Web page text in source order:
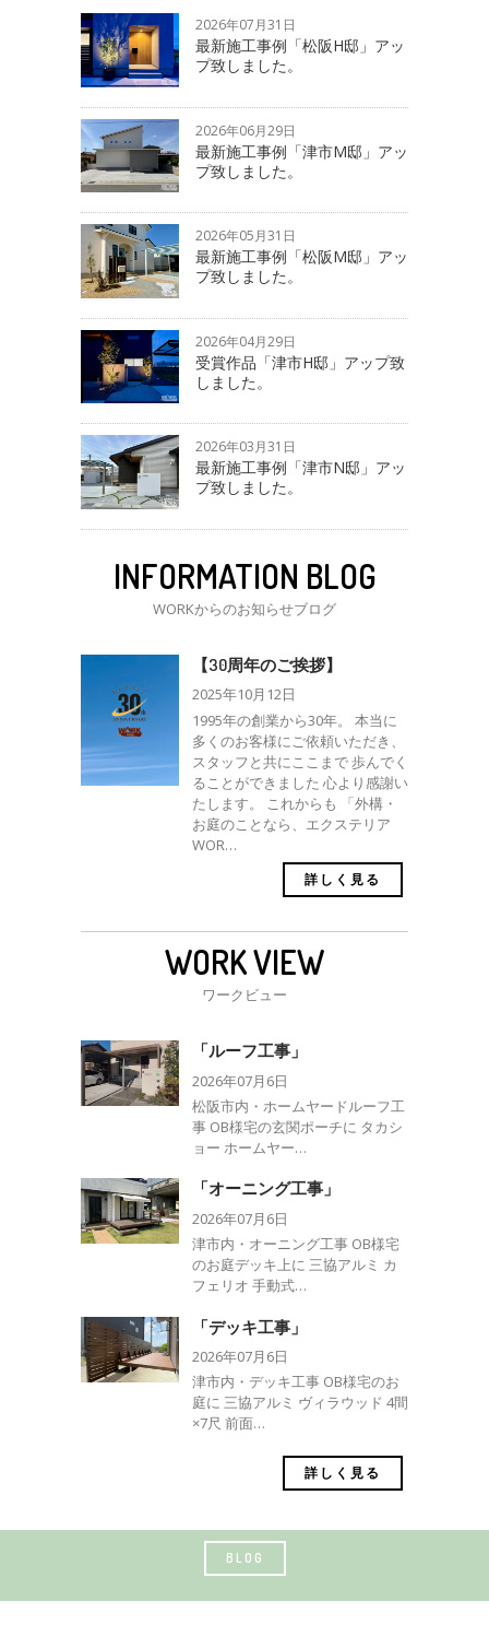
2026年07月31日
最新施工事例「松阪H邸」アッ
プ致しました。
2026年06月29日
最新施工事例「津市M邸」アッ
プ致しました。
2026年05月31日
最新施工事例「松阪M邸」アッ
プ致しました。
2026年04月29日
受賞作品「津市H邸」アップ致
しました。
2026年03月31日
最新施工事例「津市N邸」アッ
プ致しました。
INFORMATION BLOG
WORKからのお知らせブログ
【30周年のご挨拶】
2025年10月12日
1995年の創業から30年。 本当に
多くのお客様にご依頼いただき、
スタッフと共にここまで 歩んでく
ることができました 心より感謝い
たします。 これからも 「外構・
お庭のことなら、エクステリア
WOR…
詳しく見る
WORK VIEW
ワークビュー
「ルーフ工事」
2026年07月6日
松阪市内・ホームヤードルーフ工
事 OB様宅の玄関ポーチに タカシ
ョー ホームヤー…
「オーニング工事」
2026年07月6日
津市内・オーニング工事 OB様宅
のお庭デッキ上に 三協アルミ カ
フェリオ 手動式…
「デッキ工事」
2026年07月6日
津市内・デッキ工事 OB様宅のお
庭に 三協アルミ ヴィラウッド 4間
×7尺 前面…
詳しく見る
BLOG